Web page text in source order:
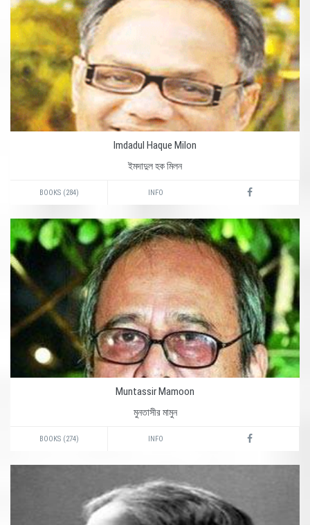
Imdadul Haque Milon
ইমদাদুল হক মিলন
BOOKS (284) INFO
Muntassir Mamoon
মুনতাসীর মামুন
BOOKS (274) INFO